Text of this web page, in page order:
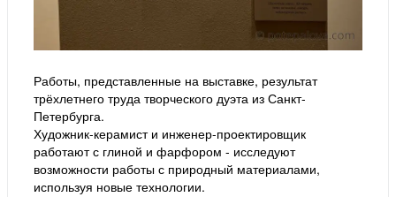
Работы, представленные на выставке, результат
трёхлетнего труда творческого дуэта из Санкт-
Петербурга.
Художник-керамист и инженер-проектировщик
работают с глиной и фарфором - исследуют
возможности работы с природный материалами,
используя новые технологии.